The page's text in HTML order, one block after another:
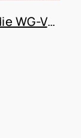
Mitten im Nordend ideal für die WG-Vermietung